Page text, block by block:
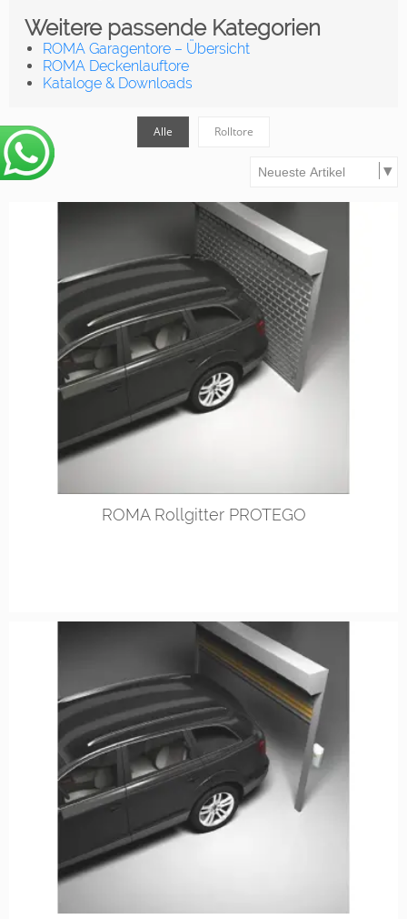
Weitere passende Kategorien
ROMA Garagentore – Übersicht
ROMA Deckenlauftore
Kataloge & Downloads
Alle Rolltore
ROMA Rollgitter PROTEGO